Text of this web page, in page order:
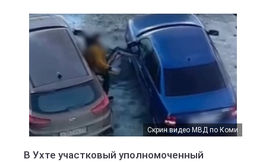
Скрин видео МВД по Коми
В Ухте участковый уполномоченный